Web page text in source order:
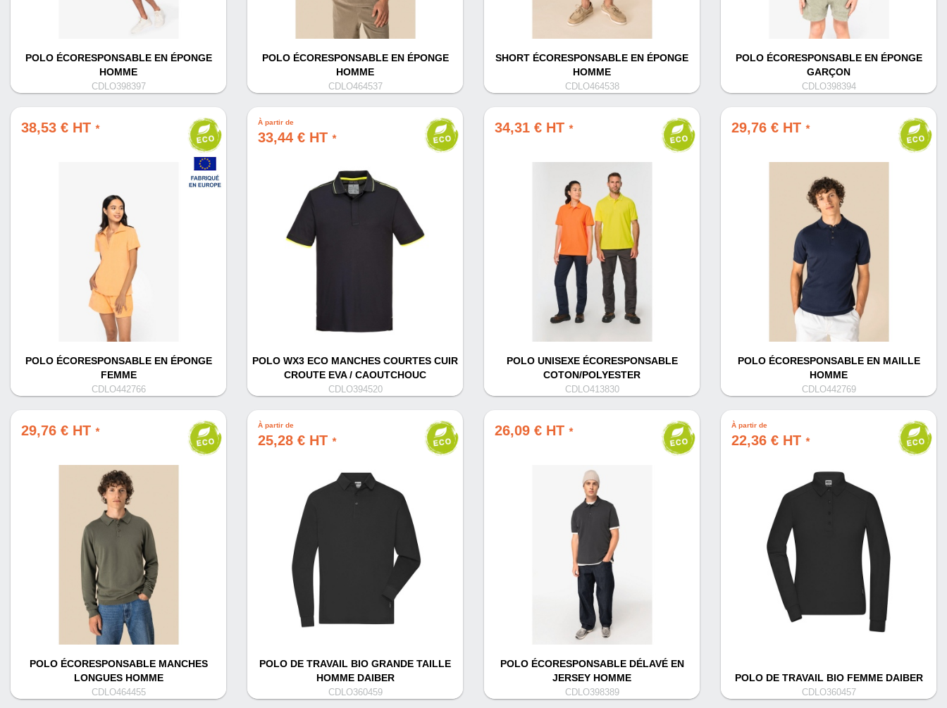
POLO ÉCORESPONSABLE EN ÉPONGE
HOMME
CDLO398397
POLO ÉCORESPONSABLE EN ÉPONGE
HOMME
CDLO464537
SHORT ÉCORESPONSABLE EN ÉPONGE
HOMME
CDLO464538
POLO ÉCORESPONSABLE EN ÉPONGE
GARÇON
CDLO398394
38,53 € HT *
POLO ÉCORESPONSABLE EN ÉPONGE
FEMME
CDLO442766
À partir de
33,44 € HT *
POLO WX3 ECO MANCHES COURTES CUIR
CROUTE EVA / CAOUTCHOUC
CDLO394520
34,31 € HT *
POLO UNISEXE ÉCORESPONSABLE
COTON/POLYESTER
CDLO413830
29,76 € HT *
POLO ÉCORESPONSABLE EN MAILLE
HOMME
CDLO442769
29,76 € HT *
POLO ÉCORESPONSABLE MANCHES
LONGUES HOMME
CDLO464455
À partir de
25,28 € HT *
POLO DE TRAVAIL BIO GRANDE TAILLE
HOMME DAIBER
CDLO360459
26,09 € HT *
POLO ÉCORESPONSABLE DÉLAVÉ EN
JERSEY HOMME
CDLO398389
À partir de
22,36 € HT *
POLO DE TRAVAIL BIO FEMME DAIBER
CDLO360457